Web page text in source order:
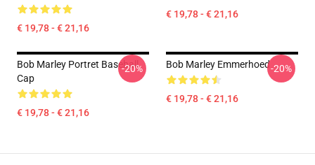
€ 19,78 - € 21,16
€ 19,78 - € 21,16
Bob Marley Portret Baseball
Cap
€ 19,78 - € 21,16
-20% Bob Marley Emmerhoed
€ 19,78 - € 21,16
-20%